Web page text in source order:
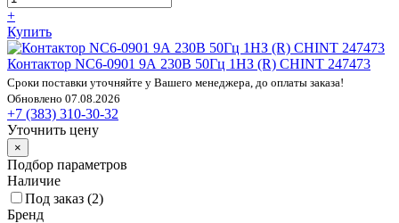
+
Купить
Контактор NC6-0901 9А 230В 50Гц 1НЗ (R) CHINT 247473
Сроки поставки уточняйте у Вашего менеджера, до оплаты заказа!
Обновлено 07.08.2026
+7 (383) 310-30-32
Уточнить цену
×
Подбор параметров
Наличие
Под заказ (2)
Бренд